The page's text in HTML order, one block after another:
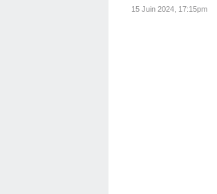
15 Juin 2024, 17:15pm